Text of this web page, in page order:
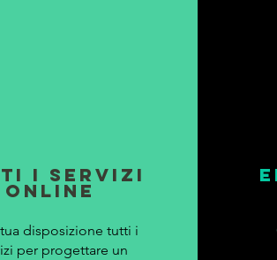
I SERVIZI
ONLINE
disposizione tutti i
per progettare un